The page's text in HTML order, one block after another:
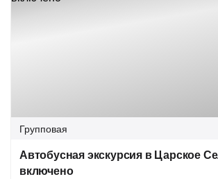
Групповая
Автобусная экскурсия в Царское
включено